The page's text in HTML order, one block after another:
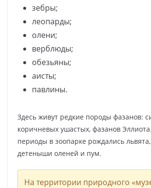
зебры;
леопарды;
олени;
верблюды;
обезьяны;
аисты;
павлины.
Здесь живут редкие породы фазанов:
коричневых ушастых, фазанов
периоды в зоопарке рождались
детеныши оленей и пум.
На территории природного